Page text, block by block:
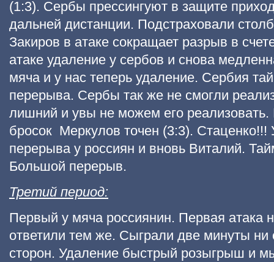
(1:3). Сербы прессингуют в защите
дальней дистанции. Подстраховали
Закиров в атаке сокращает разрыв в
атаке удаление у сербов и снова
мяча и у нас теперь удаление. Сербия
перерыва. Сербы так же не смогли
лишний и увы не можем его
бросок Меркулов точен (3:3). Стаценко!!!
перерыва у россиян и вновь Виталий.
Большой перерыв.
Третий период:
Первый у мяча россиянин. Первая атака
ответили тем же. Сыграли две минуты ни
сторон. Удаление быстрый розыгрыш и